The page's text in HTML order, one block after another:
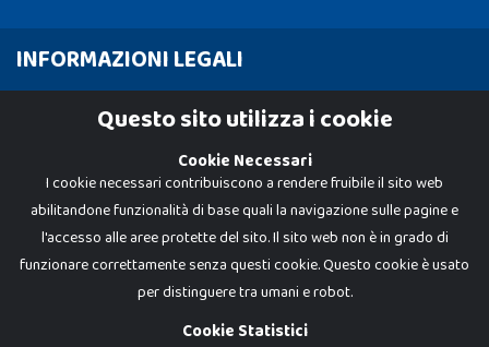
INFORMAZIONI LEGALI
Cookie PolicyQuesto sito utilizza i cookie
Cookie Necessari
I cookie necessari contribuiscono a rendere fruibile il sito web
abilitandone funzionalità di base quali la navigazione sulle pagine e
l'accesso alle aree protette del sito. Il sito web non è in grado di
funzionare correttamente senza questi cookie. Questo cookie è usato
per distinguere tra umani e robot.
Cookie Statistici